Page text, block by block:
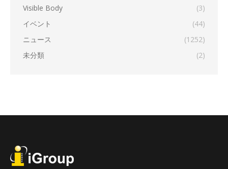
Visible Body
(3)
イベント
(44)
ニュース
(1252)
未分類
(2)